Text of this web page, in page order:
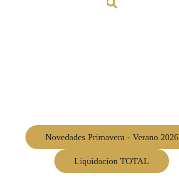
Novedades Primavera - Verano 2026
Liquidacion TOTAL